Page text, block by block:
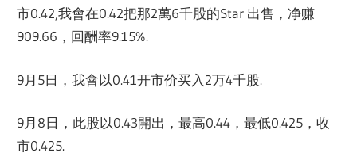
市0.42,我會在0.42把那2萬6千股的Star 出售，净赚
909.66，回酬率9.15%.
9月5日，我會以0.41开市价买入2万4千股.
9月8日，此股以0.43開出，最高0.44，最低0.425，收
市0.425.